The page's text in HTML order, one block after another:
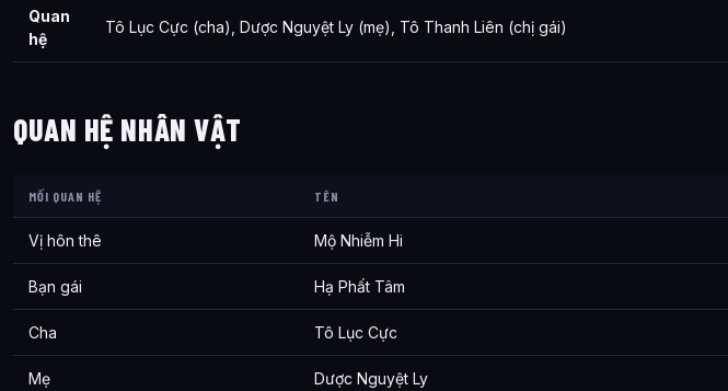
Quan
hệ
Tô Lục Cực (cha), Dược Nguyệt Ly (mẹ), Tô Thanh Liên (chị gái)
QUAN HỆ NHÂN VẬT
MỐI QUAN HỆ TÊN
Vị hôn thê Mộ Nhiễm Hi
Bạn gái Hạ Phất Tâm
Cha Tô Lục Cực
Mẹ Dược Nguyệt Ly